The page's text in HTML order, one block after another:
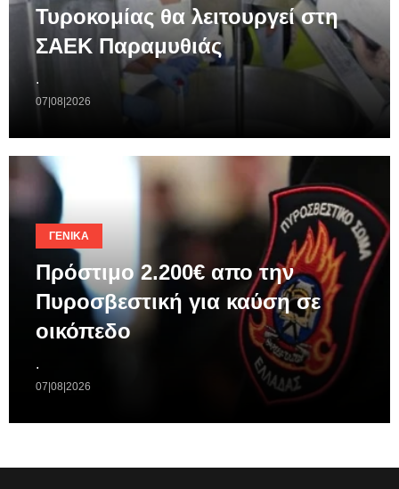
Τυροκομίας θα λειτουργεί στη
ΣΑΕΚ Παραμυθιάς
.
07|08|2026
ΓΕΝΙΚΆ
Πρόστιμο 2.200€ απο την
Πυροσβεστική για καύση σε
οικόπεδο
.
07|08|2026